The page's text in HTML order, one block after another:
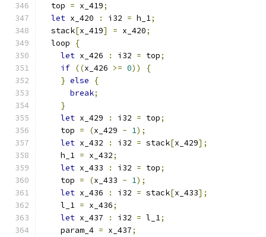
  top
= x_419;
let x_420 : i32 = h_1;
  stack
[x_419] = x_420;
  loop
{
let x_426 : i32 = top;
if ((x_426 >= 0))
{
} else
{
break;
}
let x_429 : i32 = top;
    top
= (x_429 - 1);
let x_432 : i32 = stack[x_429];
    h_1
= x_432;
let x_433 : i32 = top;
    top
= (x_433 - 1);
let x_436 : i32 = stack[x_433];
    l_1
= x_436;
let x_437 : i32 = l_1;
    param_4
= x_437;